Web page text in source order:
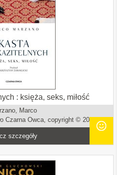
: księża, seks, miłość
Marco
Czarna Owca, copyright © 2022.
szczegóły